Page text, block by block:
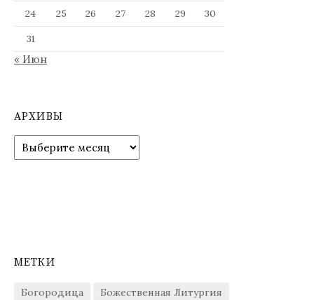
24
25 26 27 28 29
30
31
« Июн
АРХИВЫ
Архивы
МЕТКИ
Богородица
Божественная Литургия